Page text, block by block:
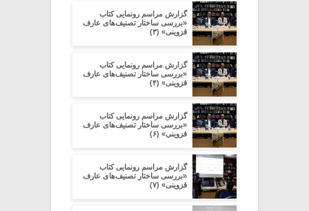
گزارش مراسم رونمایی کتاب
«بررسی ساختار تصنیف‌های عارف
قزوینی» (۳)
گزارش مراسم رونمایی کتاب
«بررسی ساختار تصنیف‌های عارف
قزوینی» (۴)
گزارش مراسم رونمایی کتاب
«بررسی ساختار تصنیف‌های عارف
قزوینی» (۶)
گزارش مراسم رونمایی کتاب
«بررسی ساختار تصنیف‌های عارف
قزوینی» (۷)